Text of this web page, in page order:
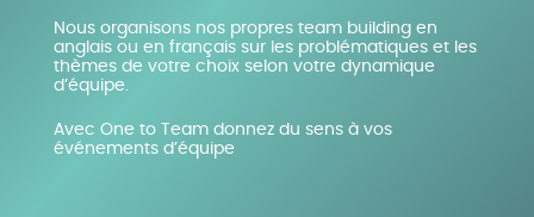
Nous organisons nos propres team building en
anglais ou en français sur les problématiques et les
thèmes de votre choix selon votre dynamique
d’équipe.
Avec One to Team donnez du sens à vos
événements d’équipe